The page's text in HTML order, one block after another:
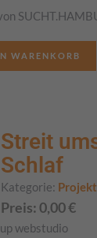
Streit
Schlaf
Kategorie:
Preis: 0,00€
webstudio